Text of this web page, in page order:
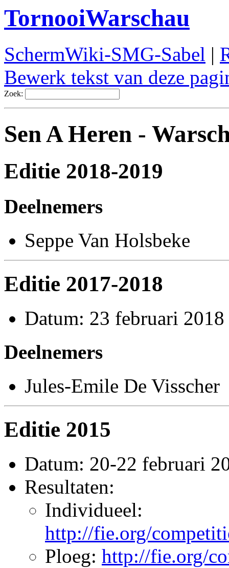
TornooiWarschau
SchermWiki-SMG-Sabel |
Bewerk tekst van deze
Zoek:
Sen A Heren -
Editie 2018-2019
Deelnemers
Seppe Van Holsbeke
Editie 2017-2018
Datum: 23 februari 2018
Deelnemers
Jules-Emile De Visscher
Editie 2015
Datum: 20-22 februari
Resultaten:
Individueel:
http://fie.org/
Ploeg: http://fie.org/